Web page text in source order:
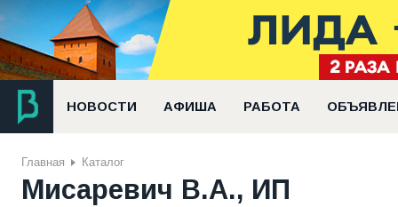
НОВОСТИ АФИША РАБОТА
Главная Каталог
Мисаревич В.А., ИП